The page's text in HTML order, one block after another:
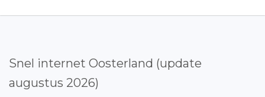
Snel internet Oosterland (update
augustus 2026)